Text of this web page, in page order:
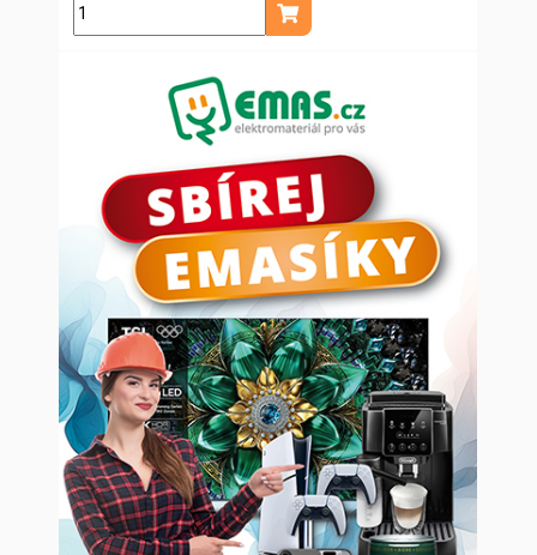
ks
Přidat do košíku